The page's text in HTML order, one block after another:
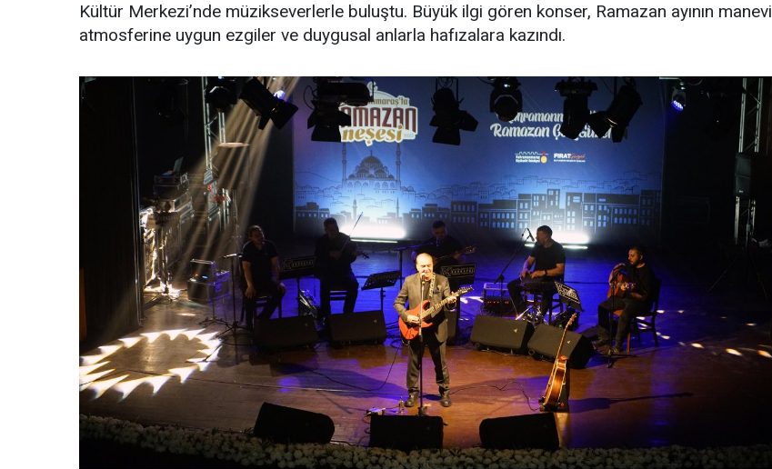
Kültür Merkezi’nde müzikseverlerle buluştu. Büyük ilgi gören konser, Ramazan ayının manevi
atmosferine uygun ezgiler ve duygusal anlarla hafızalara kazındı.